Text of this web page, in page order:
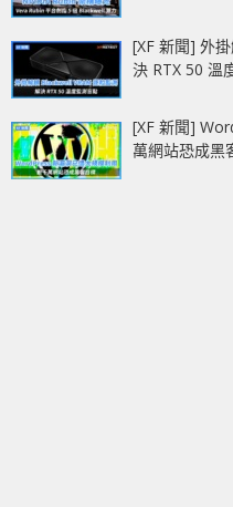
[XF 新聞] 外
決 RTX 50 溫
[XF 新聞]
萬網站恐成黑